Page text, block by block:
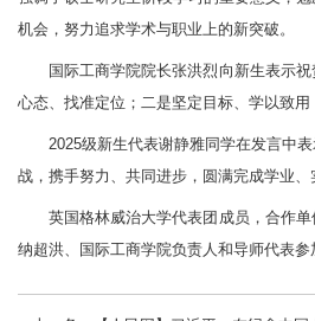
机会，努力追求学术与职业上的新突破。
国际工商学院院长张洪烈向新生表示
心态、找准定位；二是坚定目标、学以致用
2025级新生代表谢静雅同学在发言中
战，携手努力、共同进步，圆满完成学业、
英国格林威治大学代表团成员，合作
纳超洪、国际工商学院负责人和导师代表参